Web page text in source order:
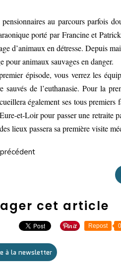
au parcours parfois
porté par Francine et
d’animaux en détresse. Depuis
pour animaux sauvages en danger.
épisode, vous verrez les
sauvés de l’euthanasie. Pour la
également ses tous
et-Loir pour passer une retraite
lieux passera sa première visite
cet article
Repost 0
à la newsletter